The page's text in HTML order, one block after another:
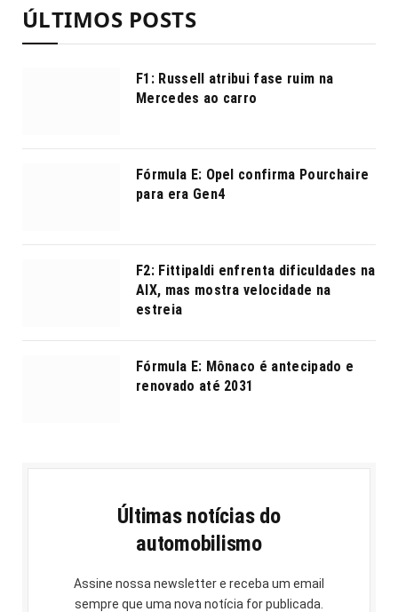
ÚLTIMOS POSTS
F1: Russell atribui fase ruim na
Mercedes ao carro
Fórmula E: Opel confirma Pourchaire
para era Gen4
F2: Fittipaldi enfrenta dificuldades na
AIX, mas mostra velocidade na
estreia
Fórmula E: Mônaco é antecipado e
renovado até 2031
Últimas notícias do
automobilismo
Assine nossa newsletter e receba um email
sempre que uma nova notícia for publicada.